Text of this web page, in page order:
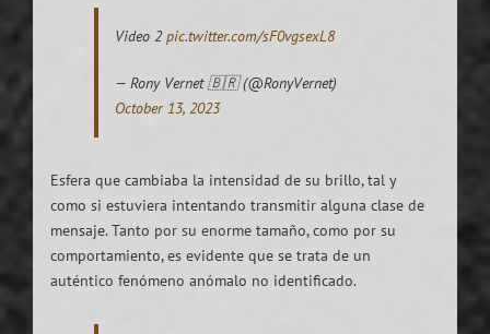
Video 2 pic.twitter.com/sF0vgsexL8
— Rony Vernet 🇧🇷 (@RonyVernet)
October 13, 2023
Esfera que cambiaba la intensidad de su brillo, tal y
como si estuviera intentando transmitir alguna clase de
mensaje. Tanto por su enorme tamaño, como por su
comportamiento, es evidente que se trata de un
auténtico fenómeno anómalo no identificado.